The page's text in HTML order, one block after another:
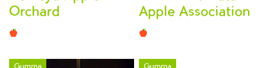
Orchard
Apple Association
Gumma Gumma